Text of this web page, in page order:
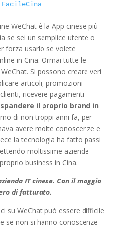
FacileCina
WeChat è la App cinese più
se sei un semplice utente o
forza usarlo se volete
in Cina. Ormai tutte le
Si possono creare veri
articoli, promozioni
ricevere pagamenti
il proprio brand in
di non troppi anni fa, per
avere molte conoscenze e
la tecnologia ha fatto passi
moltissime aziende
business in Cina.
IT cinese. Con il maggio
di fatturato.
su WeChat può essere difficile
se non si hanno conoscenze